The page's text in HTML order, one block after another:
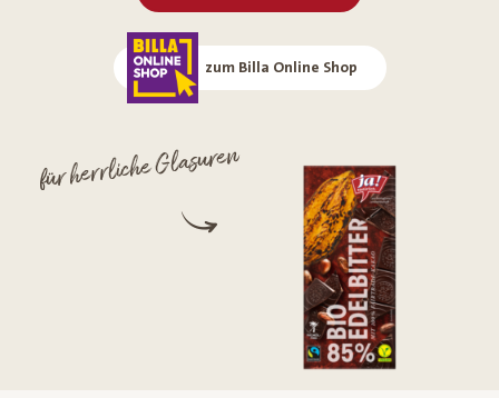
zum Billa Online Shop
für herrliche Glasuren